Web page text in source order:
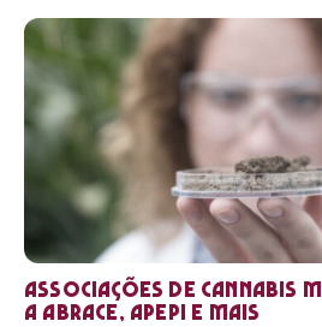
Associações de cannabis
a Abrace, Apepi e mais